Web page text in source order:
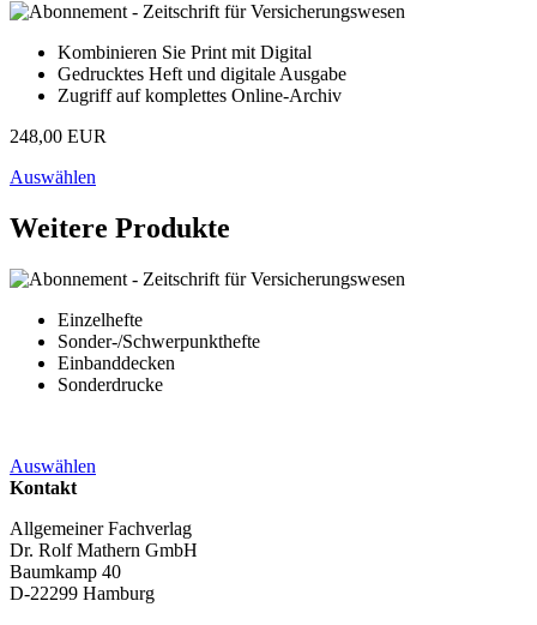
Kombinieren Sie Print mit Digital
Gedrucktes Heft und digitale Ausgabe
Zugriff auf komplettes Online-Archiv
248,00 EUR
Auswählen
Weitere Produkte
Einzelhefte
Sonder-/Schwerpunkthefte
Einbanddecken
Sonderdrucke
Auswählen
Kontakt
Allgemeiner Fachverlag
Dr. Rolf Mathern GmbH
Baumkamp 40
D-22299 Hamburg